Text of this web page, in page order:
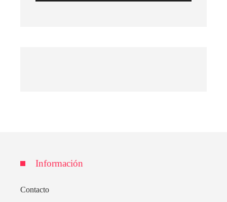
Información
Contacto